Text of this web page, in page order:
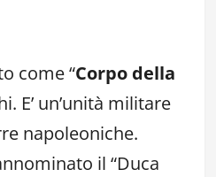
come “Corpo della
E’ un’unità militare
napoleoniche.
il “Duca